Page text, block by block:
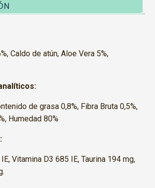
Caldo de atún, Aloe Vera 5%,
de grasa 0,8%, Fibra Bruta 0,5%,
Humedad 80%
Vitamina D3 685 IE, Taurina 194 mg,